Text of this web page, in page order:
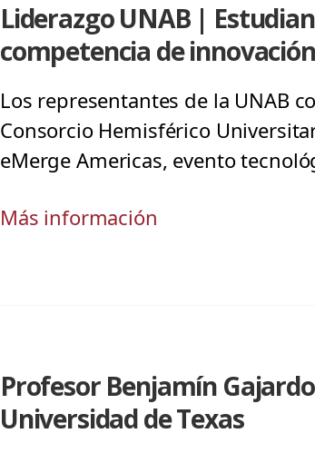
Liderazgo UNAB |
competencia de
Los representantes de la UNAB
Consorcio Hemisférico
eMerge Americas, evento
Más información
Profesor Benjamín
Universidad de Texas